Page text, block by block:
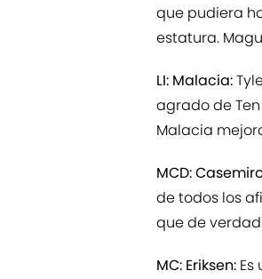
que pudiera
estatura.
LI: Malacia:
agrado de
Malacia
MCD:
de todos los
que de
MC: Eriksen: